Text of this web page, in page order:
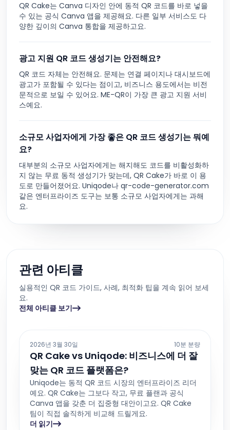
QR Cake는 Canva 디자인 안에 동적 QR 코드를 바로 넣을
수 있는 공식 Canva 앱을 제공해요. 다른 일부 서비스도 다
양한 깊이의 Canva 통합을 제공하고요.
광고 지원 QR 코드 생성기는 안전해요?
QR 코드 자체는 안전해요. 문제는 연결 페이지나 대시보드에
광고가 포함될 수 있다는 점이고, 비즈니스 용도에서는 비전
문적으로 보일 수 있어요. ME-QR이 가장 큰 광고 지원 서비
스예요.
소규모 사업자에게 가장 좋은 QR 코드 생성기는 뭐예
요?
대부분의 소규모 사업자에게는 해지해도 코드를 비활성화하
지 않는 무료 동적 생성기가 맞는데, QR Cake가 바로 이 용
도로 만들어졌어요. Uniqode나 qr-code-generator.com
같은 엔터프라이즈 도구는 보통 소규모 사업자에게는 과해
요.
관련 아티클
실용적인 QR 코드 가이드, 사례, 최적화 팁을 계속 읽어 보세
요.
전체 아티클 보기
2026년 3월 30일 10분 분량
QR Cake vs Uniqode: 비즈니스에 더 잘
맞는 QR 코드 플랫폼은?
Uniqode는 동적 QR 코드 시장의 엔터프라이즈 리더
예요. QR Cake는 그보다 작고, 무료 플랜과 공식
Canva 앱을 갖춘 더 집중형 대안이고요. QR Cake
팀이 직접 솔직하게 비교해 드릴게요.
더 읽기